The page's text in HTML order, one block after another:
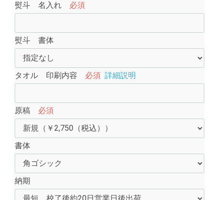
熨斗 名入れ 必須
熨斗 書体
タオル 印刷内容 必須 詳細説明
原稿 必須
書体
納期